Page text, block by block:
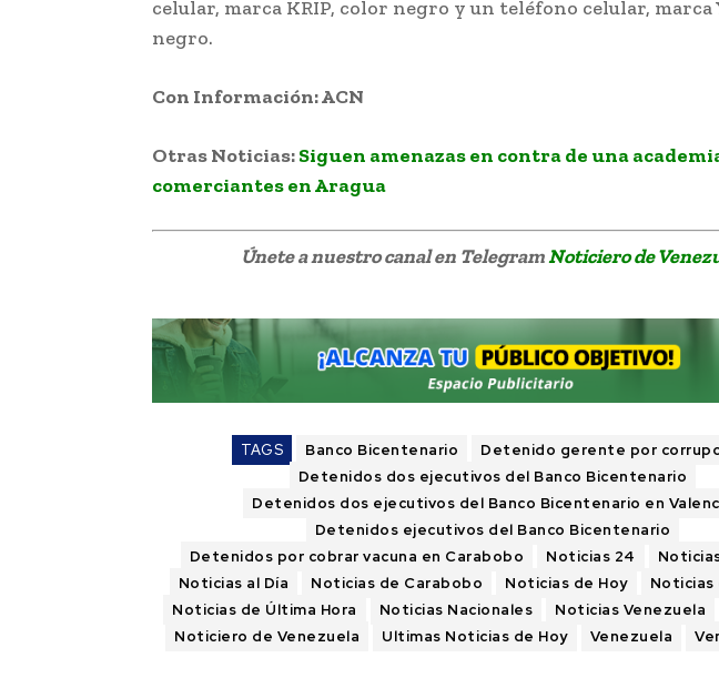
celular, marca KRIP, color negro y un teléfono celular, marca
negro.
Con Información: ACN
Otras Noticias:Siguen amenazas en contra de una
comerciantes en Aragua
Únete a nuestro canal en TelegramNoticiero de
TAGS Banco Bicentenario
Detenido gerente por
Detenidos dos ejecutivos del Banco Bicentenario
Detenidos dos ejecutivos del Banco Bicentenario en
Detenidos ejecutivos del Banco Bicentenario
Detenidos por cobrar vacuna en Carabobo
Noticias 24
Noticias al Día
Noticias de Carabobo Noticias de Hoy
Noticias
Noticias de Última Hora
Noticias Nacionales Noticias Venezuela
Noticiero de Venezuela
Ultimas Noticias de Hoy Venezuela